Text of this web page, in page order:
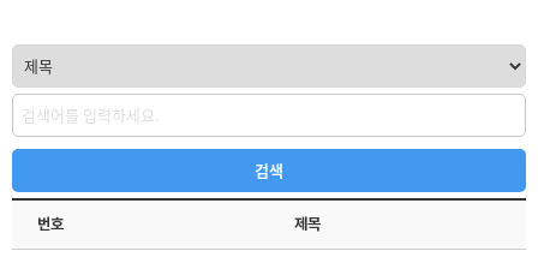
번호 제목